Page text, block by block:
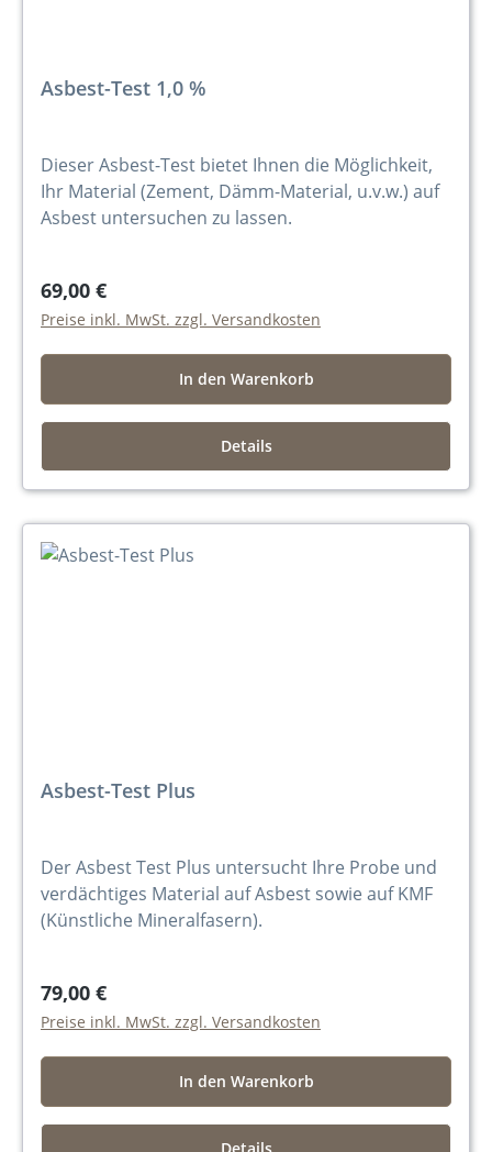
Asbest-Test 1,0 %
Dieser Asbest-Test bietet Ihnen die Möglichkeit,
Ihr Material (Zement, Dämm-Material, u.v.w.) auf
Asbest untersuchen zu lassen.
69,00 €
Preise inkl. MwSt. zzgl. Versandkosten
In den Warenkorb
Details
Asbest-Test Plus
Der Asbest Test Plus untersucht Ihre Probe und
verdächtiges Material auf Asbest sowie auf KMF
(Künstliche Mineralfasern).
79,00 €
Preise inkl. MwSt. zzgl. Versandkosten
In den Warenkorb